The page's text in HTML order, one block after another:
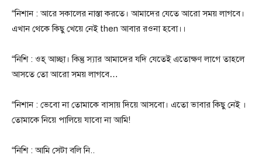
“নিশান : আরে সকালের নাস্তা করতে। আমাদের যেতে আরো সময় লাগবে।‌
এখান থেকে কিছু খেয়ে নেই then আবার রওনা হবো।।
“নিশি : ওহ্ আচ্ছা। কিন্তু স্যার আমাদের যদি যেতেই এতোক্ষণ লাগে তাহলে
আসতে তো আরো সময় লাগবে…
“নিশান : ভেবো না তোমাকে বাসায় দিয়ে আসবো। এতো ভাবার কিছু নেই ।
তোমাকে নিয়ে পালিয়ে যাবো না আমি!
“নিশি : আমি সেটা বলি নি..